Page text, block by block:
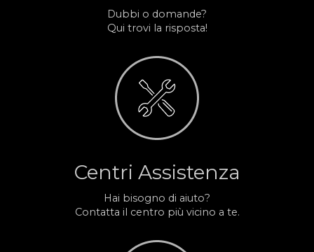
Dubbi o domande?
Qui trovi la risposta!
Centri Assistenza
Hai bisogno di aiuto?
Contatta il centro più vicino a te.